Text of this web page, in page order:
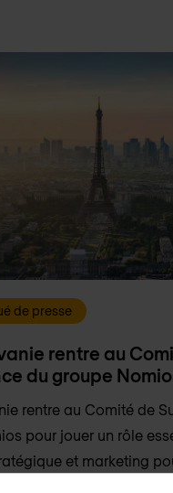
de presse
rentre au
du groupe
rentre au Comité de
pour jouer un rôle
et marketing
fondateur,